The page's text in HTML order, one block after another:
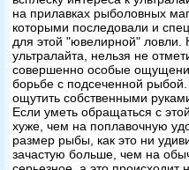
на прилавках рыболовных
которыми последовали и
для этой "ювелирной" ловли.
ультралайта, нельзя не
совершенно особые
борьбе с подсеченной
ощутить собственными
Если уметь обращаться с
хуже, чем на поплавочную
размер рыбы, как это ни
зачастую больше, чем на